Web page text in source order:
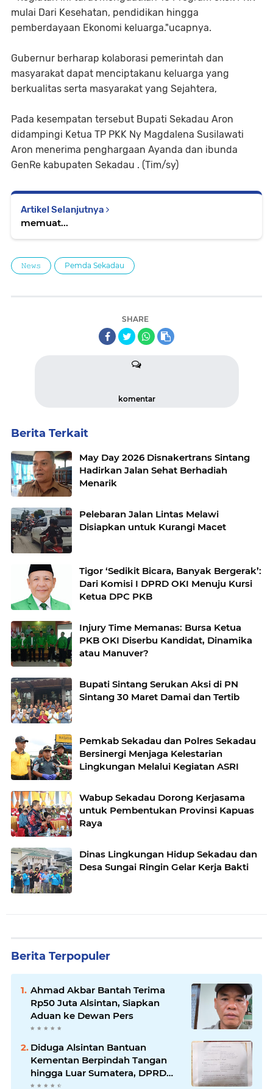
mulai Dari Kesehatan, pendidikan hingga
pemberdayaan Ekonomi keluarga."ucapnya.
Gubernur berharap kolaborasi pemerintah dan
masyarakat dapat menciptakanu keluarga yang
berkualitas serta masyarakat yang Sejahtera,
Pada kesempatan tersebut Bupati Sekadau Aron
didampingi Ketua TP PKK Ny Magdalena Susilawati
Aron menerima penghargaan Ayanda dan ibunda
GenRe kabupaten Sekadau . (Tim/sy)
Artikel Selanjutnya
memuat...
𝙽𝚎𝚠𝚜 Pemda Sekadau
SHARE
komentar
Berita Terkait
May Day 2026 Disnakertrans Sintang
Hadirkan Jalan Sehat Berhadiah
Menarik
Pelebaran Jalan Lintas Melawi
Disiapkan untuk Kurangi Macet
Tigor ‘Sedikit Bicara, Banyak Bergerak’:
Dari Komisi I DPRD OKI Menuju Kursi
Ketua DPC PKB
Injury Time Memanas: Bursa Ketua
PKB OKI Diserbu Kandidat, Dinamika
atau Manuver?
Bupati Sintang Serukan Aksi di PN
Sintang 30 Maret Damai dan Tertib
Pemkab Sekadau dan Polres Sekadau
Bersinergi Menjaga Kelestarian
Lingkungan Melalui Kegiatan ASRI
Wabup Sekadau Dorong Kerjasama
untuk Pembentukan Provinsi Kapuas
Raya
Dinas Lingkungan Hidup Sekadau dan
Desa Sungai Ringin Gelar Kerja Bakti
Berita Terpopuler
Ahmad Akbar Bantah Terima
Rp50 Juta Alsintan, Siapkan
Aduan ke Dewan Pers
Diduga Alsintan Bantuan
Kementan Berpindah Tangan
hingga Luar Sumatera, DPRD
Sumsel Minta Aparat Usut